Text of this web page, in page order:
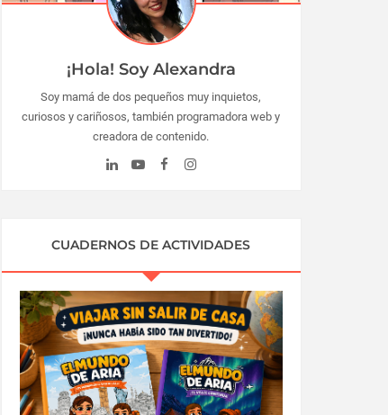
¡Hola! Soy Alexandra
Soy mamá de dos pequeños muy inquietos,
curiosos y cariñosos, también programadora web y
creadora de contenido.
CUADERNOS DE ACTIVIDADES